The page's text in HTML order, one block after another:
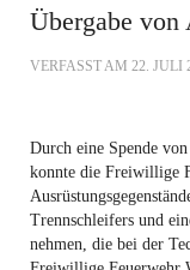
Übergabe von
VERFASST AM 22. JULI
Durch eine Spende
konnte die Freiwillige
Trennschleifers und
nehmen, die bei der